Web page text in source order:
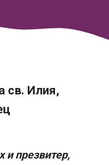
св. Илия,
и презвитер,